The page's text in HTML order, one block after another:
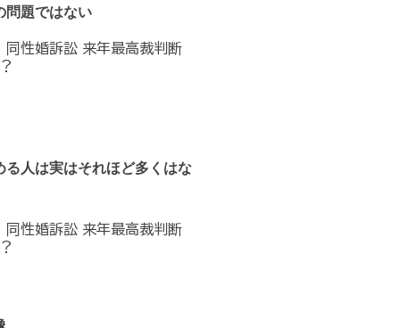
問題ではない
性婚訴訟 来年最高裁判断
人は実はそれほど多くはな
性婚訴訟 来年最高裁判断